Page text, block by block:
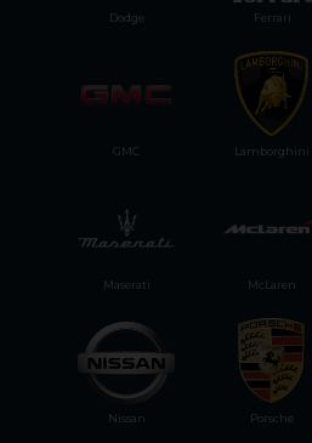
GMC
Dodge
Porsche
Nissan
McLaren
Maserati
Lamborghini
Ferrari